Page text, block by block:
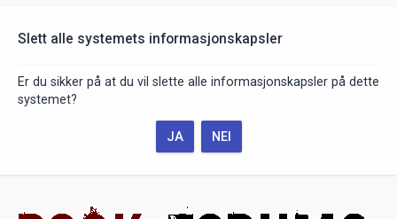
Slett alle systemets informasjonskapsler
Er du sikker på at du vil slette alle informasjonskapsler på dette
systemet?